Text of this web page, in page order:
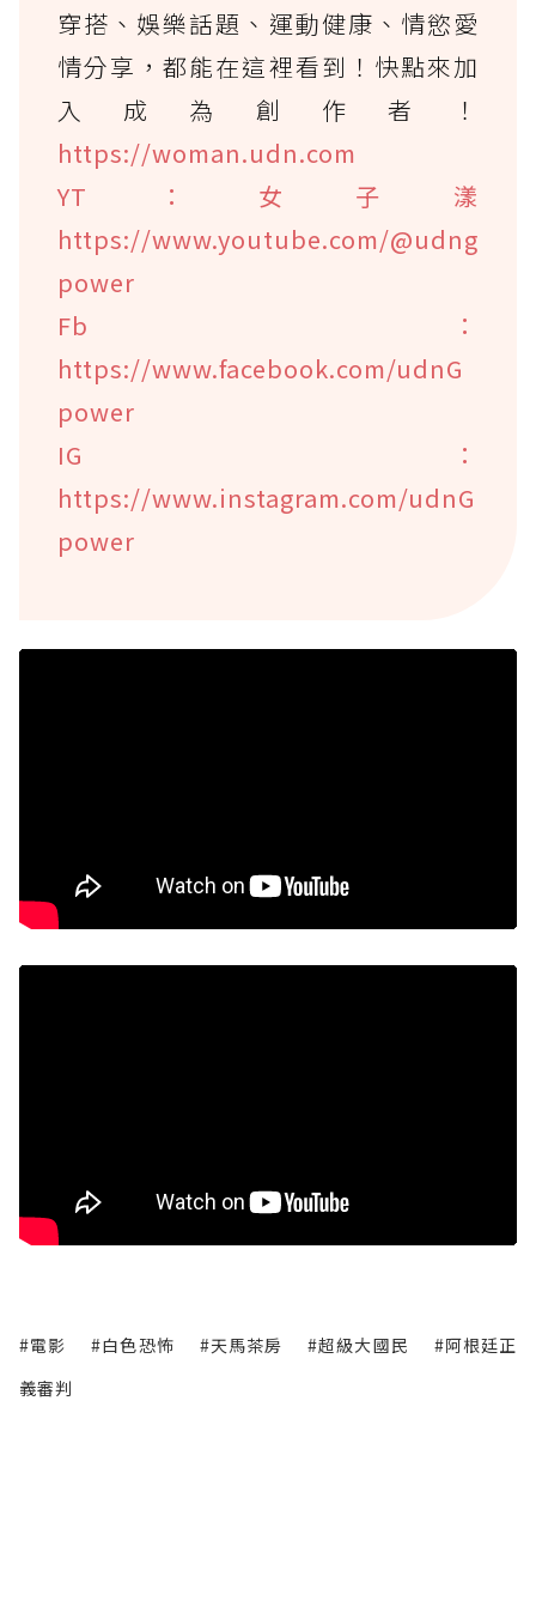
穿搭、娛樂話題、運動健康、情慾愛
情分享，都能在這裡看到！快點來加
入成為創作者！
https://woman.udn.com
YT：女子漾
https://www.youtube.com/@udng
power
Fb：
https://www.facebook.com/udnG
power
IG：
https://www.instagram.com/udnG
power
#電影 #白色恐怖 #天馬茶房 #超級大國民
#阿根廷正
義審判